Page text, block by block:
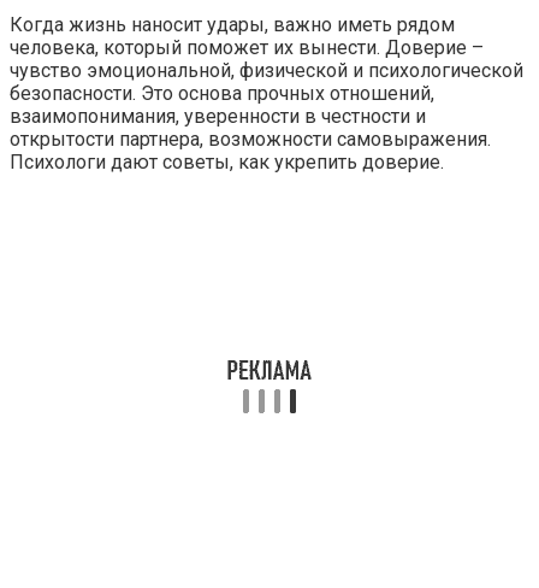
Когда жизнь наносит удары, важно иметь рядом
человека, который поможет их вынести. Доверие –
чувство эмоциональной, физической и психологической
безопасности. Это основа прочных отношений,
взаимопонимания, уверенности в честности и
открытости партнера, возможности самовыражения.
Психологи дают советы, как укрепить доверие.